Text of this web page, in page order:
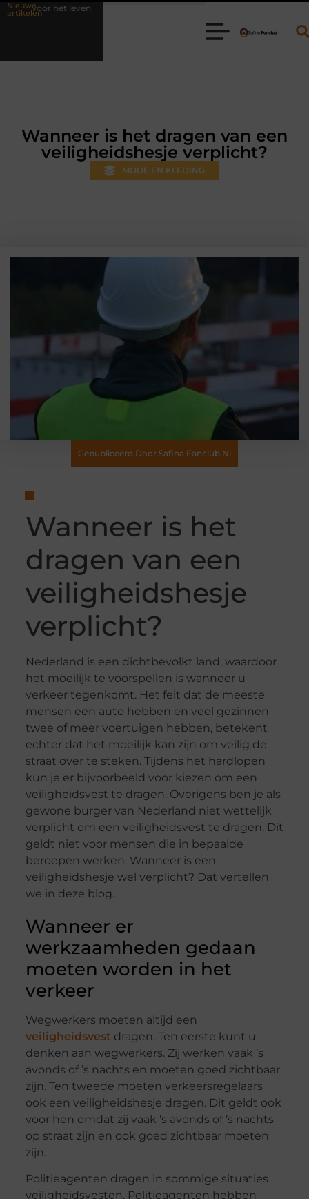
Nieuwe
artikelen
Waarom online vlees bestellen steeds gewoner wordt
Wanneer is het dragen van een
veiligheidshesje verplicht?
MODE EN KLEDING
Gepubliceerd Door Safina Fanclub.nl
Wanneer is het
dragen van een
veiligheidshesje
verplicht?
Nederland is een dichtbevolkt land, waardoor
het moeilijk te voorspellen is wanneer u
verkeer tegenkomt. Het feit dat de meeste
mensen een auto hebben en veel gezinnen
twee of meer voertuigen hebben, betekent
echter dat het moeilijk kan zijn om veilig de
straat over te steken. Tijdens het hardlopen
kun je er bijvoorbeeld voor kiezen om een
veiligheidsvest te dragen. Overigens ben je als
gewone burger van Nederland niet wettelijk
verplicht om een veiligheidsvest te dragen. Dit
geldt niet voor mensen die in bepaalde
beroepen werken. Wanneer is een
veiligheidshesje wel verplicht? Dat vertellen
we in deze blog.
Wanneer er
werkzaamheden gedaan
moeten worden in het
verkeer
Wegwerkers moeten altijd een
veiligheidsvest dragen. Ten eerste kunt u
denken aan wegwerkers. Zij werken vaak ’s
avonds of ’s nachts en moeten goed zichtbaar
zijn. Ten tweede moeten verkeersregelaars
ook een veiligheidshesje dragen. Dit geldt ook
voor hen omdat zij vaak ’s avonds of ’s nachts
op straat zijn en ook goed zichtbaar moeten
zijn.
Politieagenten dragen in sommige situaties
veiligheidsvesten. Politieagenten hebben